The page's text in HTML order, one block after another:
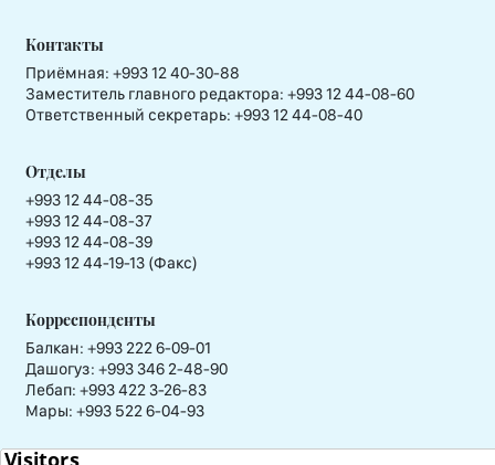
Контакты
Приёмная: +993 12 40-30-88
Заместитель главного редактора: +993 12 44-08-60
Ответственный секретарь: +993 12 44-08-40
Отделы
+993 12 44-08-35
+993 12 44-08-37
+993 12 44-08-39
+993 12 44-19-13 (Факс)
Корреспонденты
Балкан: +993 222 6-09-01
Дашогуз: +993 346 2-48-90
Лебап: +993 422 3-26-83
Мары: +993 522 6-04-93